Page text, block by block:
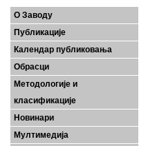
О Заводу
Публикације
Календар публиковања
Обрасци
Методологије и
класификације
Новинари
Мултимедија